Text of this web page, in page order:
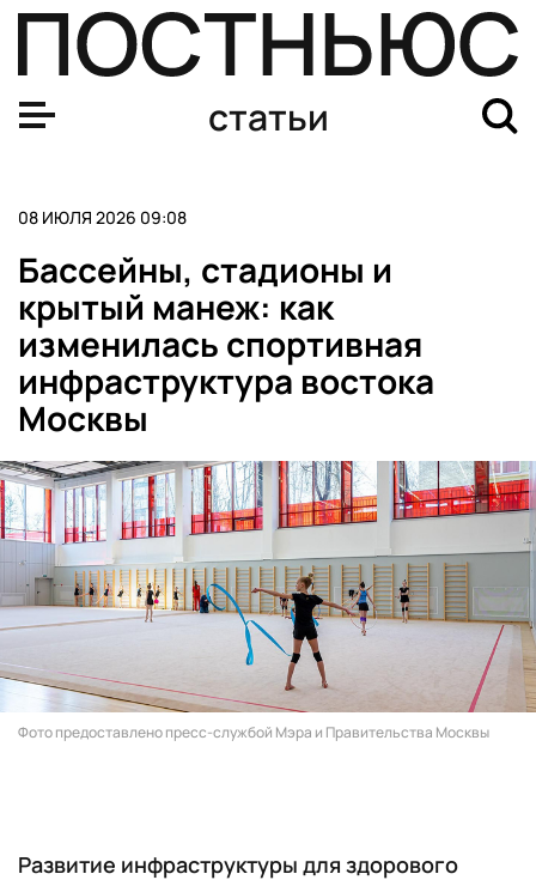
статьи
08 ИЮЛЯ 2026 09:08
Бассейны, стадионы и
крытый манеж: как
изменилась спортивная
инфраструктура востока
Москвы
Фото предоставлено пресс-службой Мэра и Правительства Москвы
Развитие инфраструктуры для здорового
Чем заняться летом в «Сокольниках»: розарий, танцы